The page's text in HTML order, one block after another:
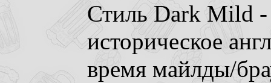
Стиль Dark Mild -
историческое
время майлды/